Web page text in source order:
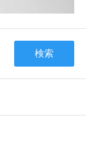
検索